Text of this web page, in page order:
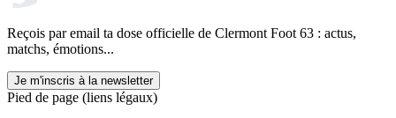
Reçois par email ta dose officielle de Clermont Foot 63 : actus,
matchs, émotions...
Je m'inscris à la newsletter
Pied de page (liens légaux)